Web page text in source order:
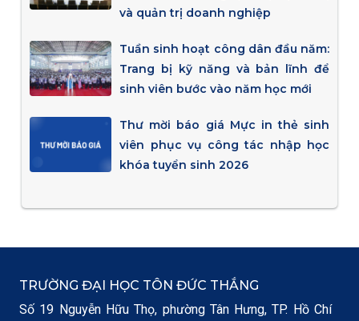
và quản trị doanh nghiệp
Tuần sinh hoạt công dân đầu năm:
Trang bị kỹ năng và bản lĩnh để
sinh viên bước vào năm học mới
Thư mời báo giá Mực in thẻ sinh
viên phục vụ công tác nhập học
khóa tuyển sinh 2026
TRƯỜNG ĐẠI HỌC TÔN ĐỨC THẮNG
Số 19 Nguyễn Hữu Thọ, phường Tân Hưng, TP. Hồ Chí